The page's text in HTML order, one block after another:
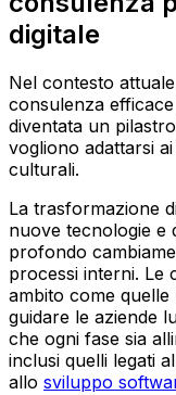
digitale
Nel contesto
consulenza
diventata un
vogliono adattarsi
culturali.
La trasformazione
nuove tecnologie e
profondo
processi interni. Le
ambito come
guidare le aziende
che ogni fase sia
inclusi quelli legati
allo sviluppo